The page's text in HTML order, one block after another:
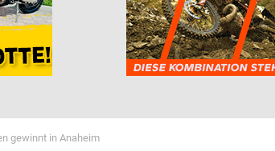
gewinnt in Anaheim